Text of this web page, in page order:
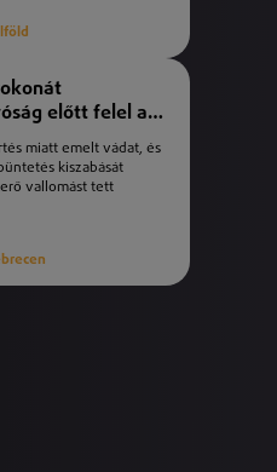
előtt felel a
miatt emelt vádat, és
kiszabását
vallomást tett